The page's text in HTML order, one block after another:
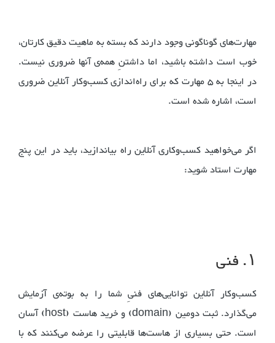
مهارت‌های گوناگونی وجود دارند که بسته به ماهیت دقیق کارتان،
خوب است داشته باشید، اما داشتنِ همه‌ی آنها ضروری نیست.
در اینجا به ۵ مهارت که برای راه‌اندازی کسب‌وکار آنلاین ضروری
است، اشاره شده است.
اگر می‌خواهید کسب‌وکاری آنلاین راه بیاندازید، باید در این پنج
مهارت استاد شوید:
۱. فنی
کسب‌و‌کار آنلاین توانایی‌های فنیِ شما را به بوته‌ی آزمایش
می‌گذارد. ثبت دومین (domain) و خرید هاست (host) آسان
است. حتی بسیاری از هاست‌ها قابلیتی را عرضه می‌کنند که با